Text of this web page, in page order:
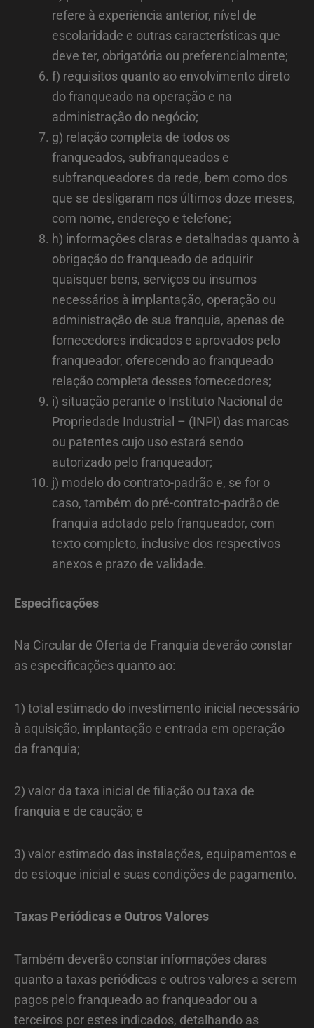
refere à experiência anterior, nível de
escolaridade e outras características que
deve ter, obrigatória ou preferencialmente;
f) requisitos quanto ao envolvimento direto
do franqueado na operação e na
administração do negócio;
g) relação completa de todos os
franqueados, subfranqueados e
subfranqueadores da rede, bem como dos
que se desligaram nos últimos doze meses,
com nome, endereço e telefone;
h) informações claras e detalhadas quanto à
obrigação do franqueado de adquirir
quaisquer bens, serviços ou insumos
necessários à implantação, operação ou
administração de sua franquia, apenas de
fornecedores indicados e aprovados pelo
franqueador, oferecendo ao franqueado
relação completa desses fornecedores;
i) situação perante o Instituto Nacional de
Propriedade Industrial – (INPI) das marcas
ou patentes cujo uso estará sendo
autorizado pelo franqueador;
j) modelo do contrato-padrão e, se for o
caso, também do pré-contrato-padrão de
franquia adotado pelo franqueador, com
texto completo, inclusive dos respectivos
anexos e prazo de validade.
Especificações
Na Circular de Oferta de Franquia deverão constar
as especificações quanto ao:
1) total estimado do investimento inicial necessário
à aquisição, implantação e entrada em operação
da franquia;
2) valor da taxa inicial de filiação ou taxa de
franquia e de caução; e
3) valor estimado das instalações, equipamentos e
do estoque inicial e suas condições de pagamento.
Taxas Periódicas e Outros Valores
Também deverão constar informações claras
quanto a taxas periódicas e outros valores a serem
pagos pelo franqueado ao franqueador ou a
terceiros por estes indicados, detalhando as